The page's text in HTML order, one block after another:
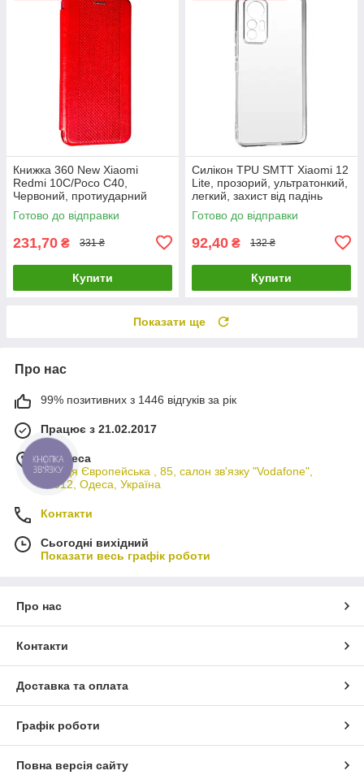
Книжка 360 New Xiaomi
Redmi 10C/Poco C40,
Червоний, протиударний
чохол з екокожі
Готово до відправки
231,70 ₴ 331 ₴
Купити
Силікон TPU SMTT Xiaomi 12
Lite, прозорий, ультратонкий,
легкий, захист від падінь
Готово до відправки
92,40 ₴ 132 ₴
Купити
Показати ще
Про нас
99% позитивних з 1446 відгуків за рік
Працює з 21.02.2017
м. Одеса
вулиця Європейська , 85, салон зв'язку "Vodafone",
65012, Одеса, Україна
Контакти
Сьогодні вихідний
Показати весь графік роботи
Про нас
Контакти
Доставка та оплата
Графік роботи
Повна версія сайту
КНОПКА
ЗВ'ЯЗКУ